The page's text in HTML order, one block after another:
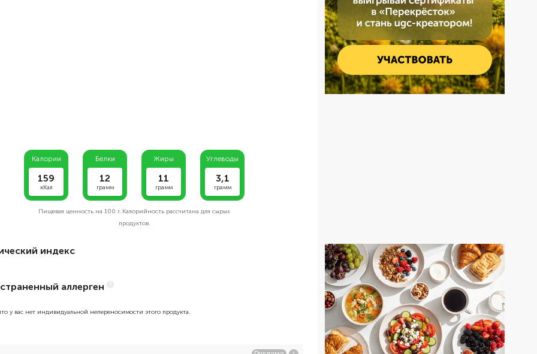
Калории
159
кКал
Белки
12
грамм
Жиры
11
грамм
Углеводы
3,1
грамм
Пищевая ценность на 100 г. Калорийность рассчитана для сырых
продуктов.
индекс
аллерген
у вас нет индивидуальной непереносимости этого продукта.